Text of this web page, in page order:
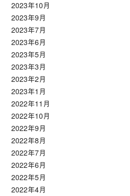
2023年10月
2023年9月
2023年7月
2023年6月
2023年5月
2023年3月
2023年2月
2023年1月
2022年11月
2022年10月
2022年9月
2022年8月
2022年7月
2022年6月
2022年5月
2022年4月